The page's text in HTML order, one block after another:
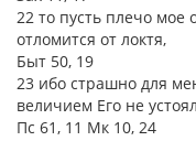
22 то пусть плечо мое
отломится от локтя,
Быт 50, 19
23 ибо страшно для
величием Его не
Пс 61, 11 Мк 10, 24